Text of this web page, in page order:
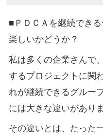
■ＰＤＣＡを継続でき
楽しいかどうか？
私は多くの企業さんで
するプロジェクトに関
れが継続できるグルー
には大きな違いがありま
その違いとは、たった